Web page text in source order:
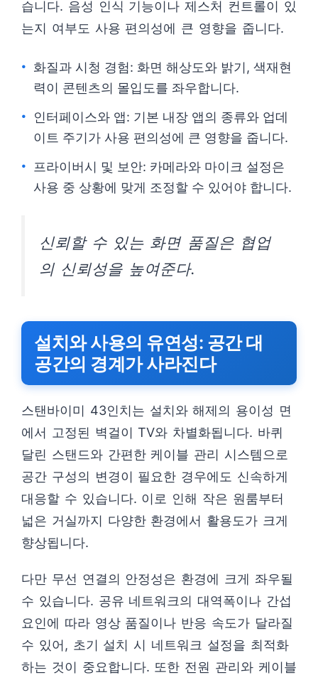
습니다. 음성 인식 기능이나 제스처 컨트롤이 있
는지 여부도 사용 편의성에 큰 영향을 줍니다.
화질과 시청 경험: 화면 해상도와 밝기, 색재현
력이 콘텐츠의 몰입도를 좌우합니다.
인터페이스와 앱: 기본 내장 앱의 종류와 업데
이트 주기가 사용 편의성에 큰 영향을 줍니다.
프라이버시 및 보안: 카메라와 마이크 설정은
사용 중 상황에 맞게 조정할 수 있어야 합니다.
신뢰할 수 있는 화면 품질은 협업
의 신뢰성을 높여준다.
설치와 사용의 유연성: 공간 대
공간의 경계가 사라진다
스탠바이미 43인치는 설치와 해제의 용이성 면
에서 고정된 벽걸이 TV와 차별화됩니다. 바퀴
달린 스탠드와 간편한 케이블 관리 시스템으로
공간 구성의 변경이 필요한 경우에도 신속하게
대응할 수 있습니다. 이로 인해 작은 원룸부터
넓은 거실까지 다양한 환경에서 활용도가 크게
향상됩니다.
다만 무선 연결의 안정성은 환경에 크게 좌우될
수 있습니다. 공유 네트워크의 대역폭이나 간섭
요인에 따라 영상 품질이나 반응 속도가 달라질
수 있어, 초기 설치 시 네트워크 설정을 최적화
하는 것이 중요합니다. 또한 전원 관리와 케이블